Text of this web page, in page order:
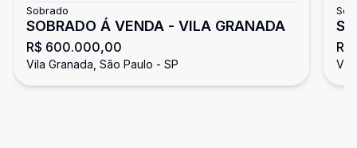
Sobrado
SOBRADO Á VENDA - VILA GRANADA
R$ 600.000,00
Vila Granada, São Paulo - SP